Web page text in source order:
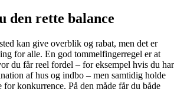
den rette balance
kan give overblik og rabat, men det er
for alle. En god tommelfingerregel er at
du får reel fordel – for eksempel hvis du har
af hus og indbo – men samtidig holde
konkurrence. På den måde får du både